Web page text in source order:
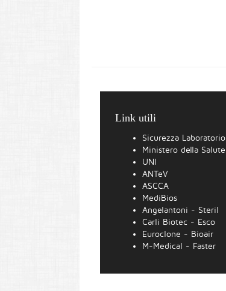
Link utili
Sicurezza Laboratorio
Ministero della Salute
UNI
ANTeV
ASCCA
MediBios
Angelantoni - Steril
Carli Biotec - Esco
Euroclone - Bioair
M-Medical - Faster